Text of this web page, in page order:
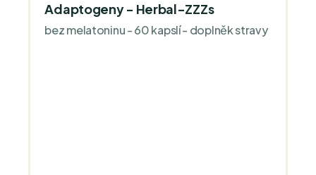
Adaptogeny - Herbal-ZZZs
bez melatoninu - 60 kapslí - doplněk stravy